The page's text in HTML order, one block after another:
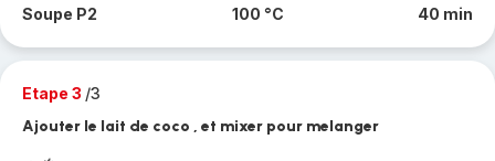
Soupe P2 100 °C 40 min
Etape 3 /3
Ajouter le lait de coco , et mixer pour melanger